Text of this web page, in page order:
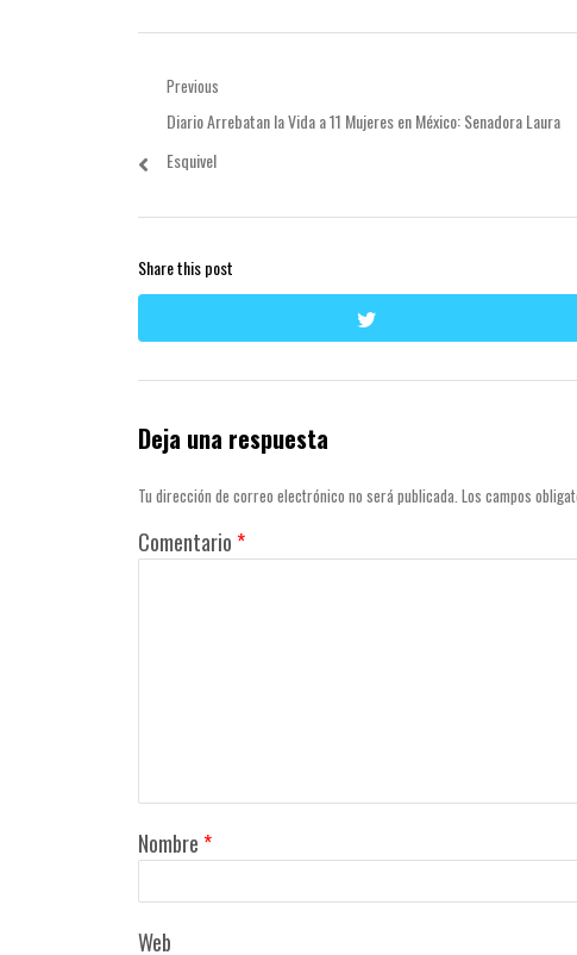
Navegación
entradas
Previous
Previous
post:
Diario Arrebatan la Vida a 11 Mujeres en México: Senadora Laura
Esquivel
Share this post
Deja una respuesta
Tu dirección de correo electrónico no será publicada. Los campos
Comentario *
Nombre *
Web